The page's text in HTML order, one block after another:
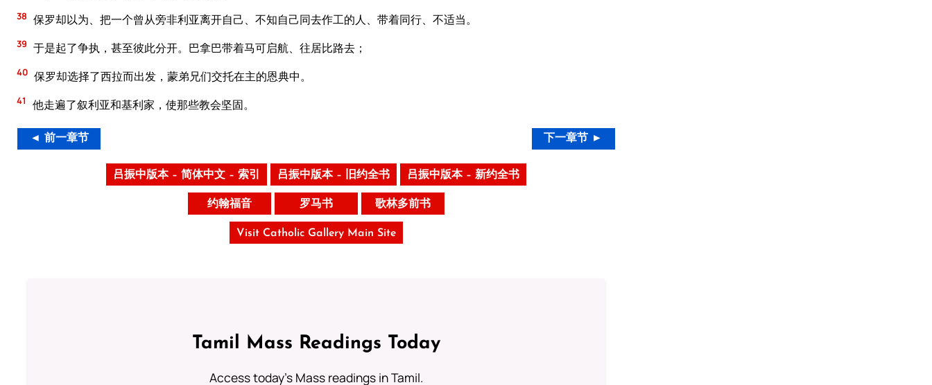
38 保罗却以为、把一个曾从旁非利亚离开自己、不知自己同去作工的人、带着同行、不适当。
39 于是起了争执，甚至彼此分开。巴拿巴带着马可启航、往居比路去；
40 保罗却选择了西拉而出发，蒙弟兄们交托在主的恩典中。
41 他走遍了叙利亚和基利家，使那些教会坚固。
◄ 前一章节 下一章节 ►
吕振中版本 – 简体中文 – 索引 吕振中版本 – 旧约全书 吕振中版本 – 新约全书
约翰福音 罗马书 歌林多前书
Visit Catholic Gallery Main Site
Tamil Mass Readings Today
Access today's Mass readings in Tamil.